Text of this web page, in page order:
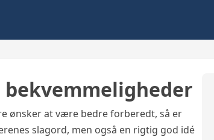
ønsker at være bedre forberedt, så er
slagord, men også en rigtig god idé